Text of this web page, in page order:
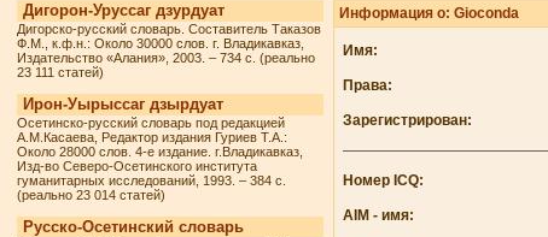
Дигорон-Уруссаг дзурдуат
Дигорско-русский словарь. Составитель Таказов
Ф.М., к.ф.н.: Около 30000 слов. г. Владикавказ,
Издательство «Алания», 2003. – 734 с. (реально
23 111 статей)
Ирон-Уырыссаг дзырдуат
Осетинско-русский словарь под редакцией
А.М.Касаева, Редактор издания Гуриев Т.А.:
Около 28000 слов. 4-е издание. г.Владикавказ,
Изд-во Северо-Осетинского института
гуманитарных исследований, 1993. – 384 с.
(реально 23 014 статей)
Русско-Осетинский словарь
Информация о: Gioconda
Имя:
Права:
Зарегистрирован:
Номер ICQ:
AIM - имя: